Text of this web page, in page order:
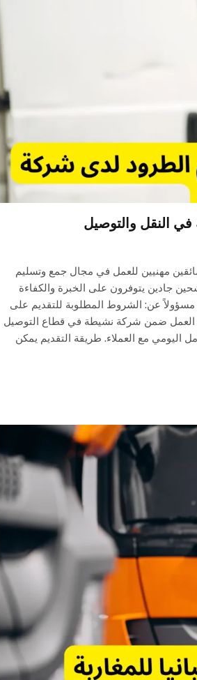
النقل والتوصيل
مهنيين للعمل في مجال جمع وتسليم
جادين يتوفرون على الخبرة والكفاءة
مسؤولاً عن: الشروط المطلوبة للتقديم على
العمل ضمن شركة نشيطة في قطاع التوصيل
اليومي مع العملاء. طريقة التقديم يمكن